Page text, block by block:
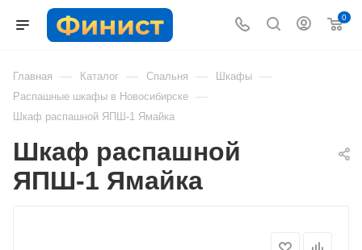
0
Главная — Каталог — Спальня — Шкафы —
Распашные шкафы в Новосибирске —
Шкаф распашной ЯПШ-1 Ямайка
Шкаф распашной
ЯПШ-1 Ямайка